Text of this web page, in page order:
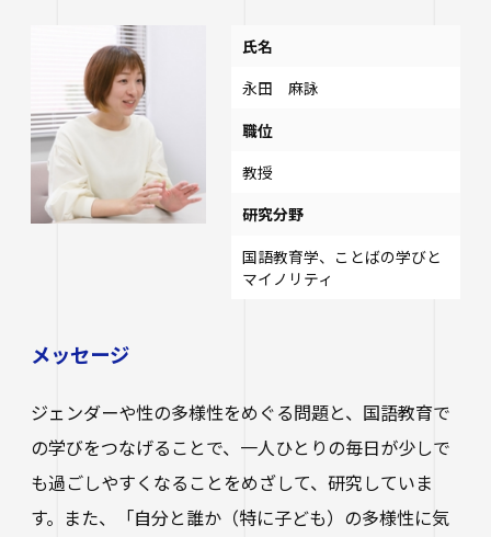
メッセージ
ジェンダーや性の多様性をめぐる問題と、国語教育で
の学びをつなげることで、一人ひとりの毎日が少しで
も過ごしやすくなることをめざして、研究していま
す。また、「自分と誰か（特に子ども）の多様性に気
氏名
永田 麻詠
職位
教授
研究分野
国語教育学、ことばの学びと
マイノリティ